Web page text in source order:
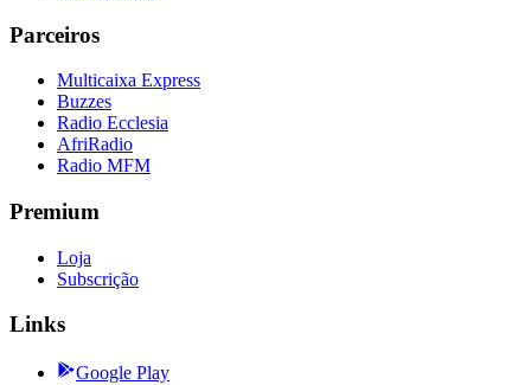
Parceiros
Multicaixa Express
Buzzes
Radio Ecclesia
AfriRadio
Radio MFM
Premium
Loja
Subscrição
Links
Google Play